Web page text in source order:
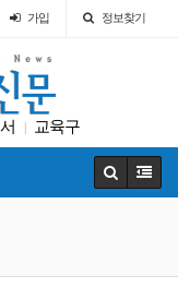
가입 정보찾기
교육구
아 교육부